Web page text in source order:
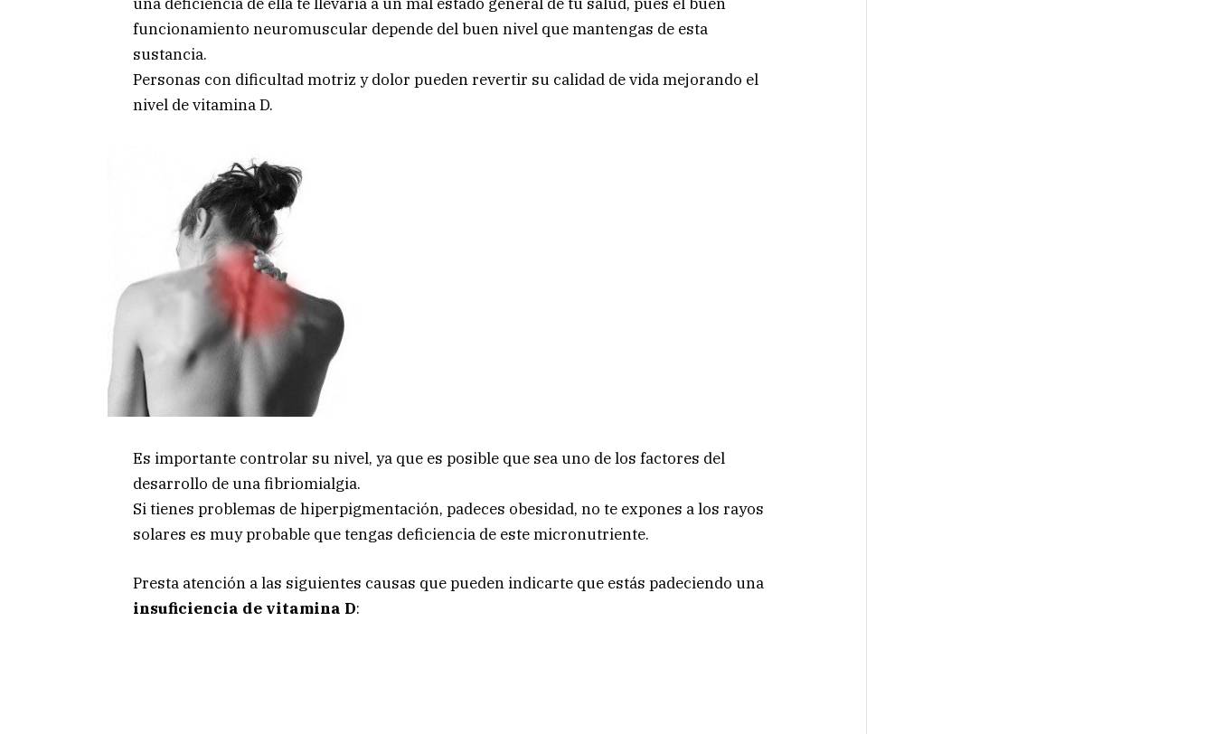
funcionamiento neuromuscular depende del buen nivel que mantengas de esta
sustancia.
Personas con dificultad motriz y dolor pueden revertir su calidad de vida mejorando el
nivel de vitamina D.
Es importante controlar su nivel, ya que es posible que sea uno de los factores del
desarrollo de una fibriomialgia.
Si tienes problemas de hiperpigmentación, padeces obesidad, no te expones a los rayos
solares es muy probable que tengas deficiencia de este micronutriente.
Presta atención a las siguientes causas que pueden indicarte que estás padeciendo una
insuficiencia de vitamina D: